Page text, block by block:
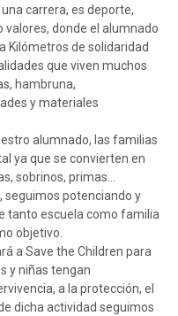
carrera, es deporte,
donde el alumnado
Kilómetros de solidaridad
que viven muchos
hambruna,
y materiales
alumnado, las familias
ya que se convierten en
sobrinos, primas…
seguimos potenciando y
tanto escuela como familia
objetivo.
a Save the Children para
y niñas tengan
a la protección, el
dicha actividad seguimos